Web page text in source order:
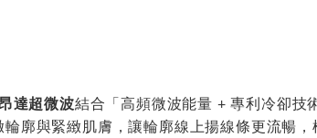
達超微波結合「高頻微波能量 + 專利冷卻技
廓與緊緻肌膚，讓輪廓線上揚線條更流暢